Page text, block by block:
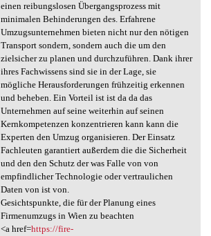
einen reibungslosen Übergangsprozess mit
minimalen Behinderungen des. Erfahrene
Umzugsunternehmen bieten nicht nur den nötigen
Transport sondern, sondern auch die um den
zielsicher zu planen und durchzuführen. Dank ihrer
ihres Fachwissens sind sie in der Lage, sie
mögliche Herausforderungen frühzeitig erkennen
und beheben. Ein Vorteil ist ist da da das
Unternehmen auf seine weiterhin auf seinen
Kernkompetenzen konzentrieren kann kann die
Experten den Umzug organisieren. Der Einsatz
Fachleuten garantiert außerdem die die Sicherheit
und den den Schutz der was Falle von von
empfindlicher Technologie oder vertraulichen
Daten von ist von.
Gesichtspunkte, die für der Planung eines
Firmenumzugs in Wien zu beachten
<a href=https://fire-